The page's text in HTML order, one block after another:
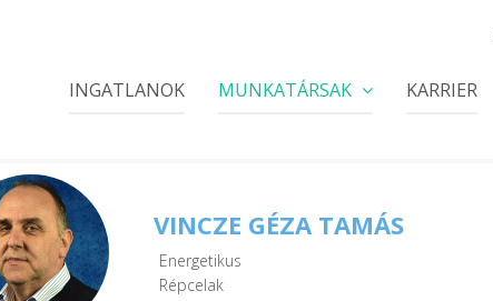
INGATLANOK MUNKATÁRSAK KARRIER
VINCZE GÉZA TAMÁS
Energetikus
Répcelak